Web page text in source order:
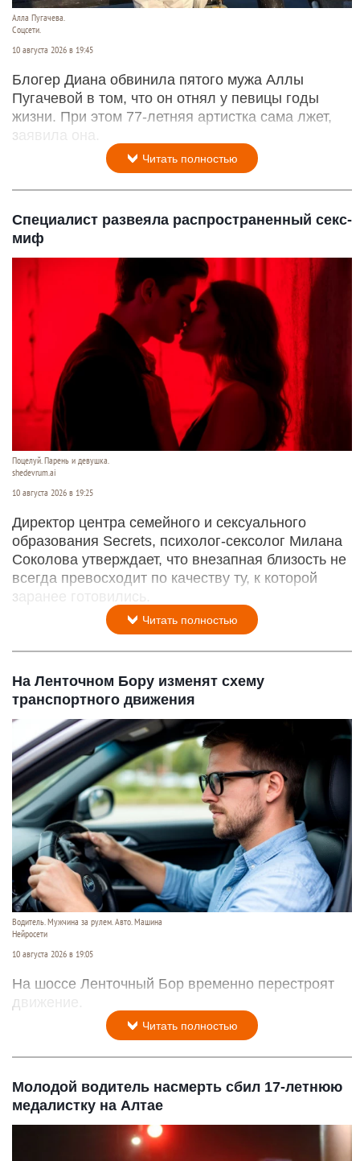
Алла Пугачева.
Соцсети.
10 августа 2026 в 19:45
Блогер Диана обвинила пятого мужа Аллы
Пугачевой в том, что он отнял у певицы годы
жизни. При этом 77-летняя артистка сама лжет,
заявила она.
Читать полностью
Специалист развеяла распространенный секс-
миф
Поцелуй. Парень и девушка.
shedevrum.ai
10 августа 2026 в 19:25
Директор центра семейного и сексуального
образования Secrets, психолог-сексолог Милана
Соколова утверждает, что внезапная близость не
всегда превосходит по качеству ту, к которой
заранее готовились.
Читать полностью
На Ленточном Бору изменят схему
транспортного движения
Водитель. Мужчина за рулем. Авто. Машина
Нейросети
10 августа 2026 в 19:05
На шоссе Ленточный Бор временно перестроят
движение.
Читать полностью
Молодой водитель насмерть сбил 17-летнюю
медалистку на Алтае